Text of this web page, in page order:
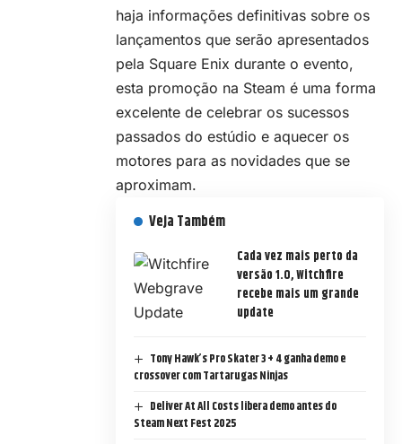
haja informações definitivas sobre os
lançamentos que serão apresentados
pela Square Enix durante o evento,
esta promoção na Steam é uma forma
excelente de celebrar os sucessos
passados do estúdio e aquecer os
motores para as novidades que se
aproximam.
Veja Também
Cada vez mais perto da
versão 1.0, Witchfire
recebe mais um grande
update
Tony Hawk’s Pro Skater 3 + 4 ganha demo e
crossover com Tartarugas Ninjas
Deliver At All Costs libera demo antes do
Steam Next Fest 2025